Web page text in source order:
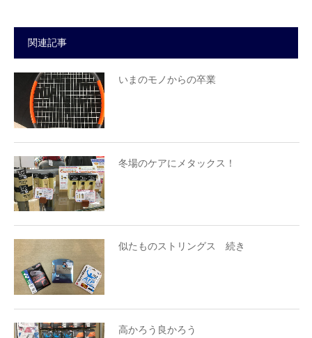
関連記事
いまのモノからの卒業
冬場のケアにメタックス！
似たものストリングス 続き
高かろう良かろう